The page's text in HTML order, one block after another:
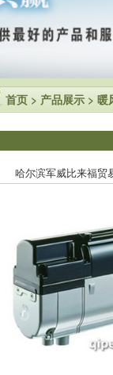
首页 > 产品展示 > 暖
哈尔滨军威比来福贸